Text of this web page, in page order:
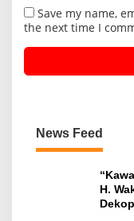
Save my name,
the next time I
News Feed
H.